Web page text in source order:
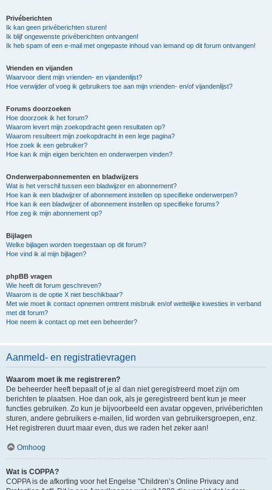
Privéberichten
Ik kan geen privéberichten sturen!
Ik blijf ongewenste privéberichten ontvangen!
Ik heb spam of een e-mail met ongepaste inhoud van iemand op dit forum ontvangen!
Vrienden en vijanden
Waarvoor dient mijn vrienden- en vijandenlijst?
Hoe verwijder of voeg ik gebruikers toe aan mijn vrienden- en/of vijandenlijst?
Forums doorzoeken
Hoe doorzoek ik het forum?
Waarom levert mijn zoekopdracht geen resultaten op?
Waarom resulteert mijn zoekopdracht in een lege pagina?
Hoe zoek ik een gebruiker?
Hoe kan ik mijn eigen berichten en onderwerpen vinden?
Onderwerpabonnementen en bladwijzers
Wat is het verschil tussen een bladwijzer en abonnement?
Hoe kan ik een bladwijzer of abonnement instellen op specifieke onderwerpen?
Hoe kan ik een bladwijzer of abonnement instellen op specifieke forums?
Hoe zeg ik mijn abonnement op?
Bijlagen
Welke bijlagen worden toegestaan op dit forum?
Hoe vind ik al mijn bijlagen?
phpBB vragen
Wie heeft dit forum geschreven?
Waarom is de optie X niet beschikbaar?
Met wie moet ik contact opnemen omtrent misbruik en/of wettelijke kwesties in verband
met dit forum?
Hoe neem ik contact op met een beheerder?
Aanmeld- en registratievragen
Waarom moet ik me registreren?
De beheerder heeft bepaalt of je al dan niet geregistreerd moet zijn om
berichten te plaatsen. Hoe dan ook, als je geregistreerd bent kun je meer
functies gebruiken. Zo kun je bijvoorbeeld een avatar opgeven, privéberichten
sturen, andere gebruikers e-mailen, lid worden van gebruikersgroepen, enz.
Het registreren duurt maar even, dus we raden het zeker aan!
Omhoog
Wat is COPPA?
COPPA is de afkorting voor het Engelse "Children’s Online Privacy and